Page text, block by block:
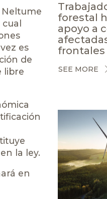
Neltume
es
de
libre
la ley.
en
forestal
apoyo a
frontales
SEE MORE